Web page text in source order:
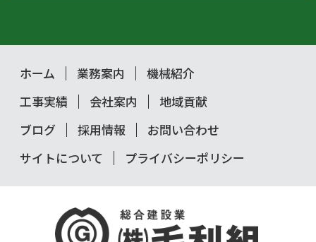
ホーム 業務案内
機械紹介
工事実績
会社案内
地域貢献
ブログ
採用情報
お問い合わせ
サイトについて
プライバシーポリシー